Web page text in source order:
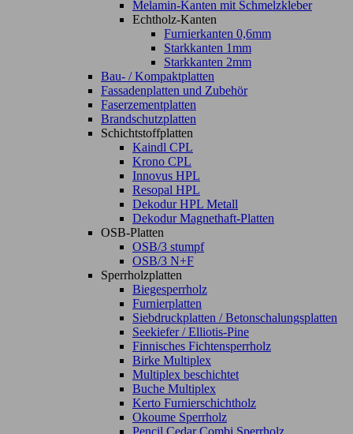
Melamin-Kanten mit Schmelzkleber
Echtholz-Kanten
Furnierkanten 0,6mm
Starkkanten 1mm
Starkkanten 2mm
Bau- / Kompaktplatten
Fassadenplatten und Zubehör
Faserzementplatten
Brandschutzplatten
Schichtstoffplatten
Kaindl CPL
Krono CPL
Innovus HPL
Resopal HPL
Dekodur HPL Metall
Dekodur Magnethaft-Platten
OSB-Platten
OSB/3 stumpf
OSB/3 N+F
Sperrholzplatten
Biegesperrholz
Furnierplatten
Siebdruckplatten / Betonschalungsplatten
Seekiefer / Elliotis-Pine
Finnisches Fichtensperrholz
Birke Multiplex
Multiplex beschichtet
Buche Multiplex
Kerto Furnierschichtholz
Okoume Sperrholz